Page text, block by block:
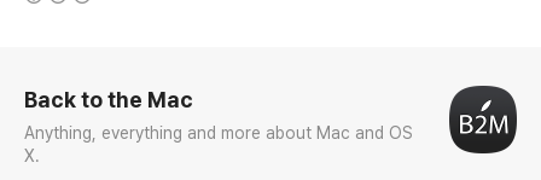
Back to the Mac
Anything, everything and more about Mac and OS
X.